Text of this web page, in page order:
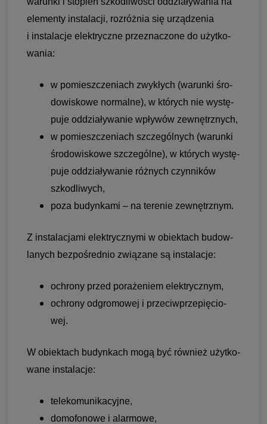
ele­menty insta­la­cji, roz­róż­nia się urzą­dze­nia
i insta­la­cje elek­tryczne prze­zna­czone do użyt­ko­
wa­nia:
w pomiesz­cze­niach zwy­kłych (warunki śro­
do­wi­skowe nor­malne), w któ­rych nie wystę­
puje oddzia­ły­wa­nie wpły­wów zewnętrz­nych,
w pomiesz­cze­niach szcze­gól­nych (warunki
śro­do­wi­skowe szcze­gólne), w któ­rych wystę­
puje oddzia­ły­wa­nie róż­nych czyn­ni­ków
szko­dli­wych,
poza budyn­kami – na tere­nie zewnętrz­nym.
Z insta­la­cjami elek­trycz­nymi w obiek­tach budow­
la­nych bez­po­śred­nio zwią­zane są insta­la­cje:
ochrony przed pora­że­niem elek­trycz­nym,
ochrony odgro­mo­wej i prze­ciw­prze­pię­cio­
wej.
W obiek­tach budyn­kach mogą być rów­nież użyt­ko­
wane insta­la­cje:
tele­ko­mu­ni­ka­cyjne,
domo­fo­nowe i alar­mowe,